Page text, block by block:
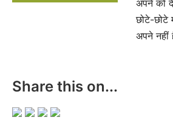
अपने को
छोटे-छोटे
अपने नहीं
Share this on...